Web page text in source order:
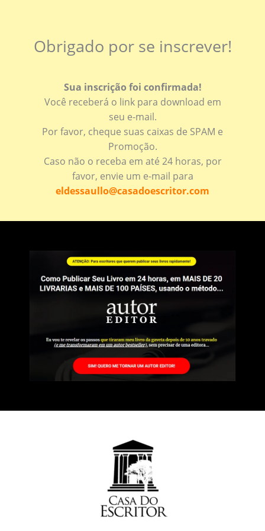
Obrigado por se inscrever!
Sua inscrição foi confirmada!
Você receberá o link para download em
seu e-mail.
Por favor, cheque suas caixas de SPAM e
Promoção.
Caso não o receba em até 24 horas, por
favor, envie um e-mail para
eldessaullo@casadoescritor.com